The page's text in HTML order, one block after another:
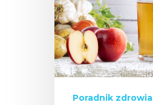
Poradnik zdrowia